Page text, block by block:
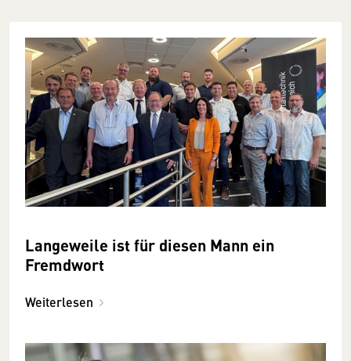
Langeweile ist für diesen Mann ein
Fremdwort
Weiterlesen